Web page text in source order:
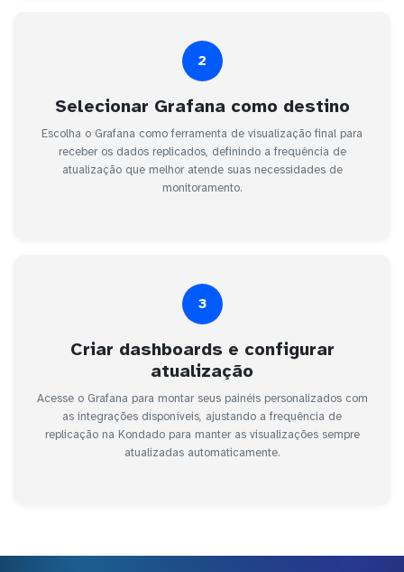
2
Selecionar Grafana como destino
Escolha o Grafana como ferramenta de visualização final para
receber os dados replicados, definindo a frequência de
atualização que melhor atende suas necessidades de
monitoramento.
3
Criar dashboards e configurar
atualização
Acesse o Grafana para montar seus painéis personalizados com
as integrações disponíveis, ajustando a frequência de
replicação na Kondado para manter as visualizações sempre
atualizadas automaticamente.